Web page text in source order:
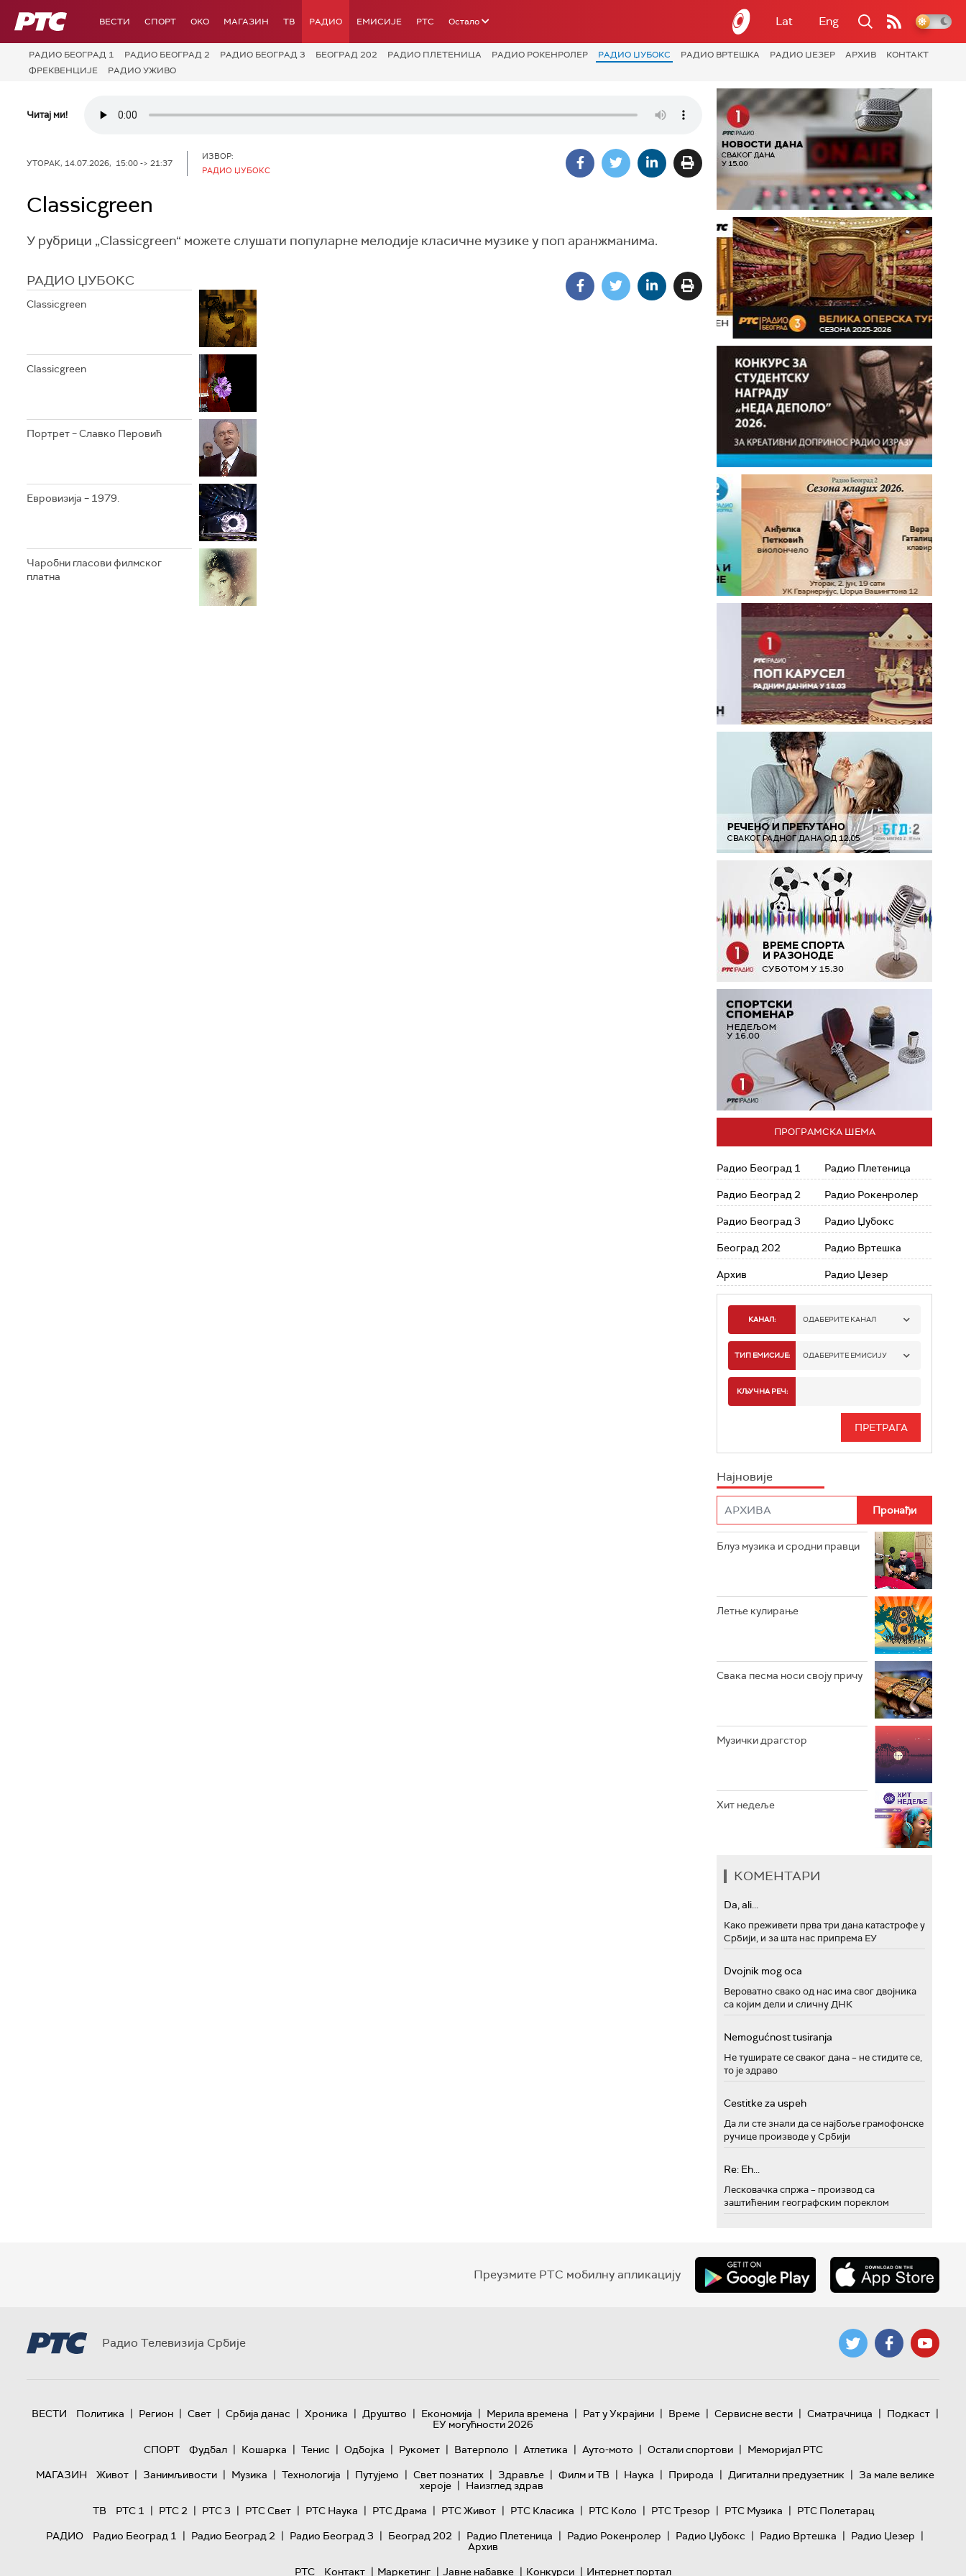
РТС ВЕСТИ СПОРТ OKO МАГАЗИН ТВ РАДИО ЕМИСИЈЕ РТС Остало Lat Eng
РАДИО БЕОГРАД 1 РАДИО БЕОГРАД 2 РАДИО БЕОГРАД 3 БЕОГРАД 202 РАДИО ПЛЕТЕНИЦА РАДИО РОКЕНРОЛЕР РАДИО ЏУБОКС РАДИО ВРТЕШКА РАДИО ЏЕЗЕР АРХИВ
КОНТАКТ
ФРЕКВЕНЦИЈЕ
РАДИО УЖИВО
Читај ми!
УТОРАК, 14.07.2026, 15:00 -> 21:37
ИЗВОР:
РАДИО ЏУБОКС
Classicgreen
У рубрици „Classicgreen“ можете слушати популарне мелодије класичне музике у поп аранжманима.
РАДИО ЏУБОКС
Classicgreen
Classicgreen
Портрет – Славко Перовић
Евровизија – 1979.
Чаробни гласови филмског
платна
ПРОГРАМСКА ШЕМА
Радио Београд 1
Радио Београд 2
Радио Београд 3
Београд 202
Архив
Радио Плетеница
Радио Рокенролер
Радио Џубокс
Радио Вртешка
Радио Џезер
КАНАЛ: ОДАБЕРИТЕ КАНАЛ
РАДИО БЕОГРАД 1
РАДИО БЕОГРАД 3
РАДИО РОКЕНРОЛЕР
РАДИО ЏУБОКС
РАДИО ВРТЕШКА
РАДИО ЏЕЗЕР
ТИП ЕМИСИЈЕ: ОДАБЕРИТЕ ЕМИСИЈУ
ИНФО
КЉУЧНА РЕЧ:
Најновије
Блуз музика и сродни правци
Летње кулирање
Свака песма носи своју причу
Музички драгстор
Хит недеље
КОМЕНТАРИ
Da, ali...
Како преживети прва три дана катастрофе у
Србији, и за шта нас припрема ЕУ
Dvojnik mog oca
Вероватно свако од нас има свог двојника
са којим дели и сличну ДНК
Nemogućnost tusiranja
Не туширате се сваког дана – не стидите се,
то је здраво
Cestitke za uspeh
Да ли сте знали да се најбоље грамофонске
ручице производе у Србији
Re: Eh...
Лесковачка спржа – производ са
заштићеним географским пореклом
Преузмите РТС мобилну апликацију
Радио Телевизија Србије
ВЕСТИ Политика | Регион | Свет | Србија данас | Хроника | Друштво | Економија | Мерила времена | Рат у Украјини | Време | Сервисне вести | Сматрачница | Подкаст |
ЕУ могућности 2026
СПОРТ
Фудбал | Кошарка | Тенис | Одбојка | Рукомет | Ватерполо | Атлетика | Ауто-мото | Остали спортови | Меморијал РТС
МАГАЗИН
Живот | Занимљивости | Музика | Технологијa | Путујемо | Свет познатих | Здравље | Филм и ТВ | Наука | Природа | Дигитални предузетник | За мале велике
хероје | Наизглед здрав
ТВ
РТС 1 | РТС 2 | РТС 3 | РТС Свет | РТС Наука | РТС Драма | РТС Живот | РТС Класика | РТС Коло | РТС Трезор | РТС Музика | РТС Полетарац
РАДИО
Радио Београд 1 | Радио Београд 2 | Радио Београд 3 | Београд 202 | Радио Плетеница | Радио Рокенролер | Радио Џубокс | Радио Вртешка | Радио Џезер |
Архив
РТС
Контакт | Маркетинг | Јавне набавке | Конкурси | Интернет портал